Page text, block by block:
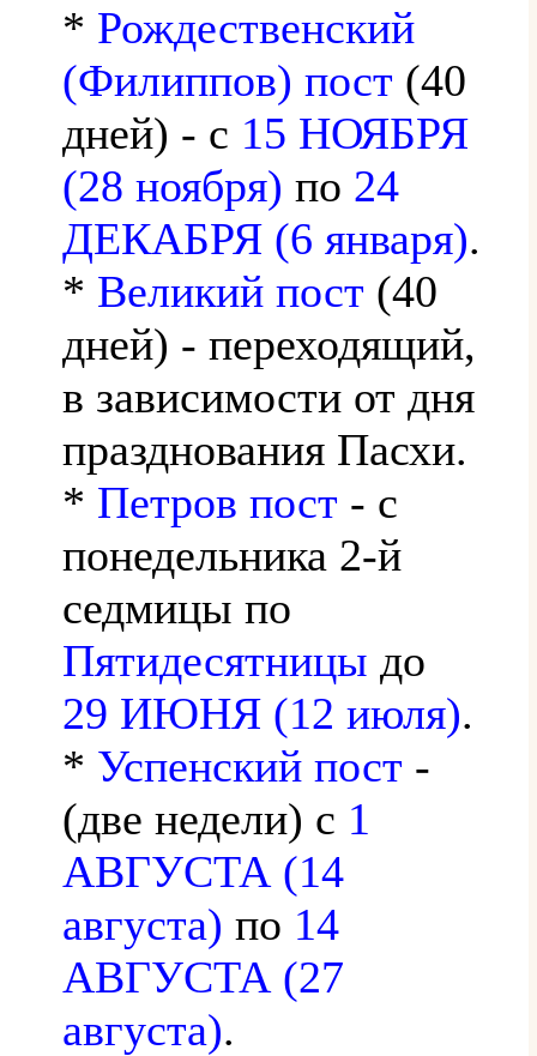
* Рождественский
(Филиппов) пост (40
дней) - с 15 НОЯБРЯ
(28 ноября) по 24
ДЕКАБРЯ (6 января).
* Великий пост (40
дней) - переходящий,
в зависимости от дня
празднования Пасхи.
* Петров пост - с
понедельника 2-й
седмицы по
Пятидесятницы до
29 ИЮНЯ (12 июля).
* Успенский пост -
(две недели) с 1
АВГУСТА (14
августа) по 14
АВГУСТА (27
августа).